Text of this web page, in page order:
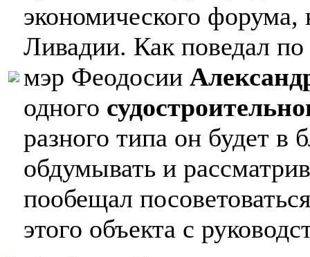
экономического форума,
Ливадии. Как поведал
мэр Феодосии
одного
разного типа он будет в
обдумывать и
пообещал
этого объекта с